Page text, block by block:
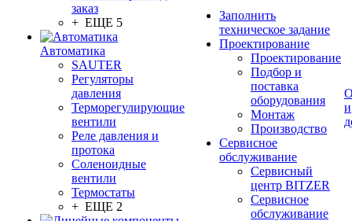
заказ
+ ЕЩЕ 5
Автоматика
SAUTER
Регуляторы
давления
Терморегулирующие
вентили
Реле давления и
протока
Соленоидные
вентили
Термостаты
+ ЕЩЕ 2
Заполнить
техническое задание
Проектирование
Проектирование
Подбор и
поставка
оборудования
Монтаж
Производство
Сервисное
обслуживание
Сервисный
центр BITZER
Сервисное
обслуживание
и